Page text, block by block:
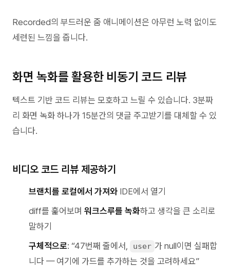
Recorded의 부드러운 줌 애니메이션은 아무런 노력 없이도
세련된 느낌을 줍니다.
화면 녹화를 활용한 비동기 코드 리뷰
텍스트 기반 코드 리뷰는 모호하고 느릴 수 있습니다. 3분짜
리 화면 녹화 하나가 15분간의 댓글 주고받기를 대체할 수 있
습니다.
비디오 코드 리뷰 제공하기
브랜치를 로컬에서 가져와 IDE에서 열기
diff를 훑어보며 워크스루를 녹화하고 생각을 큰 소리로
말하기
구체적으로: “47번째 줄에서, user 가 null이면 실패합
니다 — 여기에 가드를 추가하는 것을 고려하세요”